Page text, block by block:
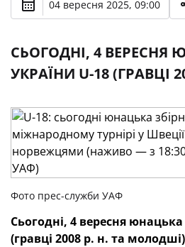
04 вересня 2025, 09:00
СЬОГОДНІ, 4 ВЕРЕСНЯ
УКРАЇНИ U-18 (ГРАВЦІ
Фото прес-служби УАФ
Сьогодні, 4 вересня
(гравці 2008 р. н. та